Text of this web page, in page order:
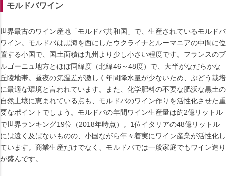
モルドバワイン
世界最古のワイン産地「モルドバ共和国」で、生産されているモルドバ
ワイン。モルドバは黒海を西にしたウクライナとルーマニアの中間に位
置する小国で、国土面積は九州より少し小さい程度です。フランスのブ
ルゴーニュ地方とほぼ同緯度（北緯46～48度）で、大半がなだらかな
丘陵地帯。昼夜の気温差が激しく年間降水量が少ないため、ぶどう栽培
に最適な環境と言われています。また、化学肥料の不要な肥沃な黒土の
自然土壌に恵まれている点も、モルドバのワイン作りを活性化させた重
要なポイントでしょう。モルドバの年間ワイン生産量は約2億リットル
で世界ランキング19位（2018年時点）。1位イタリアの48億リットル
には遠く及ばないものの、小国ながら年々着実にワイン産業が活性化し
ています。商業生産だけでなく、モルドバでは一般家庭でもワイン造り
が盛んです。